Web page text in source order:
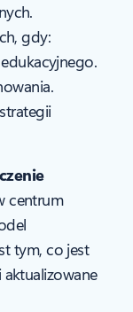
gdy:
centrum
tym, co jest